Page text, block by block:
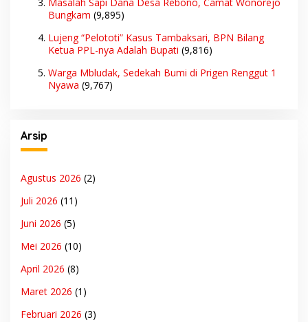
Bungkam (9,895)
Lujeng “Pelototi” Kasus Tambaksari, BPN Bilang
Ketua PPL-nya Adalah Bupati (9,816)
Warga Mbludak, Sedekah Bumi di Prigen Renggut 1
Nyawa (9,767)
Arsip
Agustus 2026 (2)
Juli 2026 (11)
Juni 2026 (5)
Mei 2026 (10)
April 2026 (8)
Maret 2026 (1)
Februari 2026 (3)